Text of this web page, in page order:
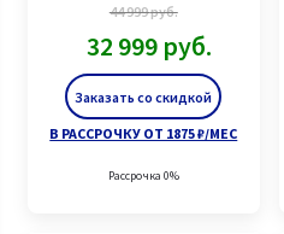
Заказать со скидкой
44 999руб.
32 999 руб.
В РАССРОЧКУ ОТ 1875 ₽/МЕС
Рассрочка 0%